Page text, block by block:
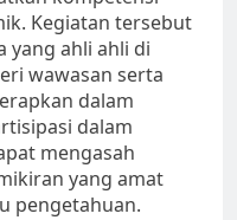
Kegiatan tersebut
yang ahli ahli di
wawasan serta
dalam
dalam
mengasah
yang amat
pengetahuan.